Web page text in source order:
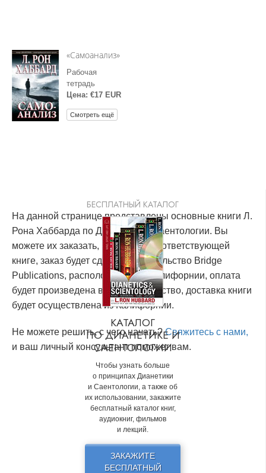
«Самоанализ»
Рабочая
тетрадь
Цена: €17 EUR
Смотреть ещё
На данной странице представлены основные книги Л.
Рона Хаббарда по Дианетике и Саентологии. Вы
можете их заказать, кликнув по соответствующей
книге, заказ будет сделан в издательство Bridge
Publications, расположенное в Калифорнии, оплата
будет произведена в это издательство, доставка книги
будет осуществлена из Калифорнии.
Не можете решить, с чего начать?Свяжитесь с нами,
и ваш личный консультант поможет вам.
БЕСПЛАТНЫЙ КАТАЛОГ
КАТАЛОГ
ПО ДИАНЕТИКЕ И
САЕНТОЛОГИИ
Чтобы узнать больше
о принципах Дианетики
и Саентологии, а также об
их использовании, закажите
бесплатный каталог книг,
аудиокниг, фильмов
и лекций.
ЗАКАЖИТЕ
БЕСПЛАТНЫЙ